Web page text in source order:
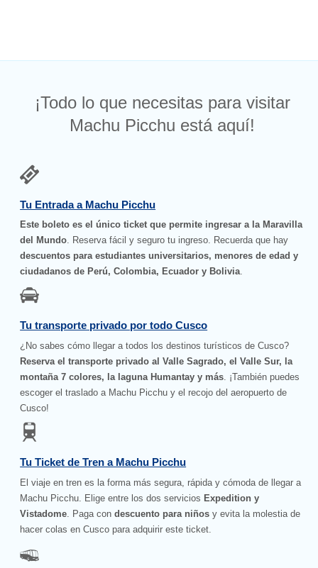
¡Todo lo que necesitas para visitar
Machu Picchu está aquí!
Tu Entrada a Machu Picchu
Este boleto es el único ticket que permite ingresar a la Maravilla
del Mundo. Reserva fácil y seguro tu ingreso. Recuerda que hay
descuentos para estudiantes universitarios, menores de edad y
ciudadanos de Perú, Colombia, Ecuador y Bolivia.
Tu transporte privado por todo Cusco
¿No sabes cómo llegar a todos los destinos turísticos de Cusco?
Reserva el transporte privado al Valle Sagrado, el Valle Sur, la
montaña 7 colores, la laguna Humantay y más . ¡También puedes
escoger el traslado a Machu Picchu y el recojo del aeropuerto de
Cusco!
Tu Ticket de Tren a Machu Picchu
El viaje en tren es la forma más segura, rápida y cómoda de llegar a
Machu Picchu. Elige entre los dos servicios Expedition y
Vistadome . Paga condescuento para niños y evita la molestia de
hacer colas en Cusco para adquirir este ticket.